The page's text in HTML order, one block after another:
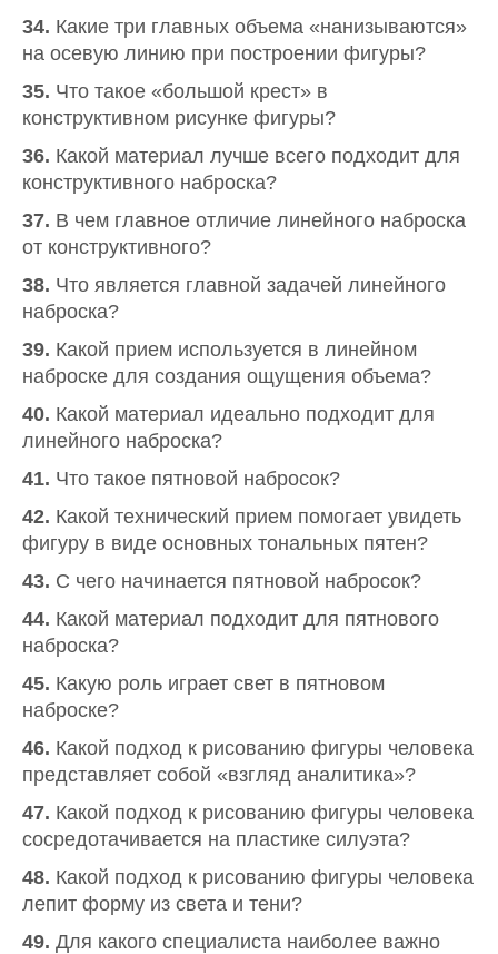
34. Какие три главных объема «нанизываются»
на осевую линию при построении фигуры?
35. Что такое «большой крест» в
конструктивном рисунке фигуры?
36. Какой материал лучше всего подходит для
конструктивного наброска?
37. В чем главное отличие линейного наброска
от конструктивного?
38. Что является главной задачей линейного
наброска?
39. Какой прием используется в линейном
наброске для создания ощущения объема?
40. Какой материал идеально подходит для
линейного наброска?
41. Что такое пятновой набросок?
42. Какой технический прием помогает увидеть
фигуру в виде основных тональных пятен?
43. С чего начинается пятновой набросок?
44. Какой материал подходит для пятнового
наброска?
45. Какую роль играет свет в пятновом
наброске?
46. Какой подход к рисованию фигуры человека
представляет собой «взгляд аналитика»?
47. Какой подход к рисованию фигуры человека
сосредотачивается на пластике силуэта?
48. Какой подход к рисованию фигуры человека
лепит форму из света и тени?
49. Для какого специалиста наиболее важно